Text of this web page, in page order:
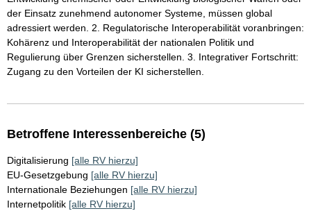
der Einsatz zunehmend autonomer Systeme, müssen global
adressiert werden. 2. Regulatorische Interoperabilität voranbringen:
Kohärenz und Interoperabilität der nationalen Politik und
Regulierung über Grenzen sicherstellen. 3. Integrativer Fortschritt:
Zugang zu den Vorteilen der KI sicherstellen.
Betroffene Interessenbereiche (5)
Digitalisierung [alle RV hierzu]
EU-Gesetzgebung [alle RV hierzu]
Internationale Beziehungen [alle RV hierzu]
Internetpolitik [alle RV hierzu]